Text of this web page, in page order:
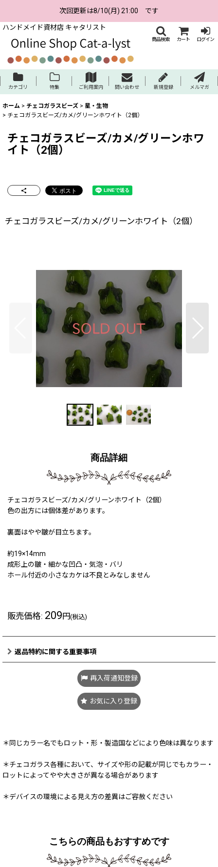
次回更新は8/10(月) 21:00 です
ハンドメイド資材店 キャタリスト
商品検索 カート ログイン
カテゴリ 特集 ご利用案内 問い合わせ 新規登録 メルマガ
ホーム > チェコガラスビーズ > 星・生物
> チェコガラスビーズ/カメ/グリーンホワイト（2個）
チェコガラスビーズ/カメ/グリーンホワ
イト（2個）
チェコガラスビーズ/カメ/グリーンホワイト（2個）
商品詳細
チェコガラスビーズ/カメ/グリーンホワイト（2個）
色の出方には個体差があります。
裏面はやや皺が目立ちます。
約19×14mm
成形上の皺・細かな凹凸・気泡・バリ
ホール付近の小さなカケは不良とみなしません
販売価格: 209円(税込)
返品特約に関する重要事項
再入荷通知登録
お気に入り登録
＊同じカラー名でもロット・形・製造国などにより色味は異なります
＊チェコガラス各種において、サイズや形の記載が同じでもカラー・
ロットによってやや大きさが異なる場合があります
＊デバイスの環境による見え方の差異はご容赦ください
こちらの商品もおすすめです